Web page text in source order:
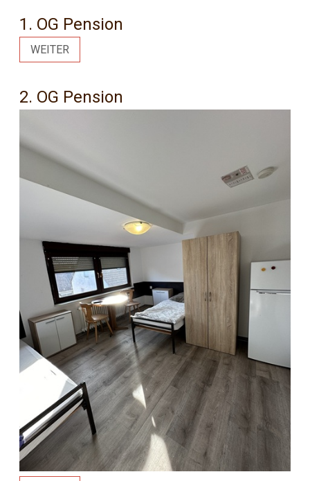
1. OG Pension
WEITER
2. OG Pension